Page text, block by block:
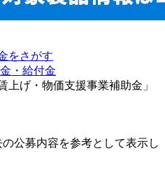
をさがす
・給付金
上げ・物価支援事業補助金」
公募内容を参考として表示し